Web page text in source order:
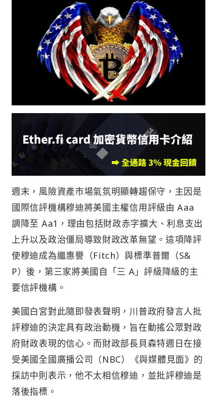
週末，風險資產市場氣氛明顯轉趨保守，主因是
國際信評機構穆迪將美國主權信用評級由 Aaa
調降至 Aa1，理由包括財政赤字擴大、利息支出
上升以及政治僵局導致財政改革無望。這項降評
使穆迪成為繼惠譽（Fitch）與標準普爾（S&
P）後，第三家將美國自「三 A」評級降級的主
要信評機構。
美國白宮對此隨即發表聲明，川普政府發言人批
評穆迪的決定具有政治動機，旨在動搖公眾對政
府財政表現的信心。而財政部長貝森特週日在接
受美國全國廣播公司（NBC）《與媒體見面》的
採訪中則表示，他不太相信穆迪，並批評穆迪是
落後指標。